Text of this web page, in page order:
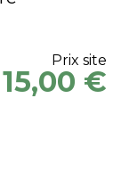
Prix site
15,00 €